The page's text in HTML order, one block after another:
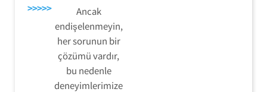
>>>>>
Ancak
endişelenmeyin,
her sorunun bir
çözümü vardır,
bu nedenle
deneyimlerimize